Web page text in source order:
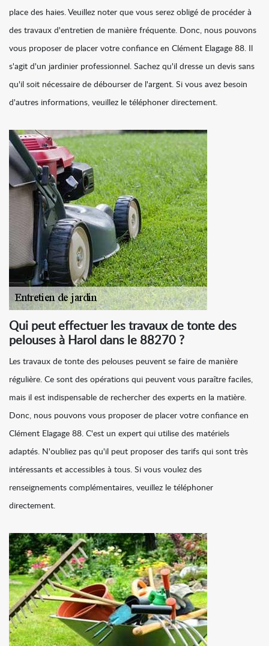
place des haies. Veuillez noter que vous serez obligé de procéder à
des travaux d'entretien de manière fréquente. Donc, nous pouvons
vous proposer de placer votre confiance en Clément Elagage 88. Il
s'agit d'un jardinier professionnel. Sachez qu'il dresse un devis sans
qu'il soit nécessaire de débourser de l'argent. Si vous avez besoin
d'autres informations, veuillez le téléphoner directement.
Qui peut effectuer les travaux de tonte des
pelouses à Harol dans le 88270 ?
Les travaux de tonte des pelouses peuvent se faire de manière
régulière. Ce sont des opérations qui peuvent vous paraître faciles,
mais il est indispensable de rechercher des experts en la matière.
Donc, nous pouvons vous proposer de placer votre confiance en
Clément Elagage 88. C'est un expert qui utilise des matériels
adaptés. N'oubliez pas qu'il peut proposer des tarifs qui sont très
intéressants et accessibles à tous. Si vous voulez des
renseignements complémentaires, veuillez le téléphoner
directement.